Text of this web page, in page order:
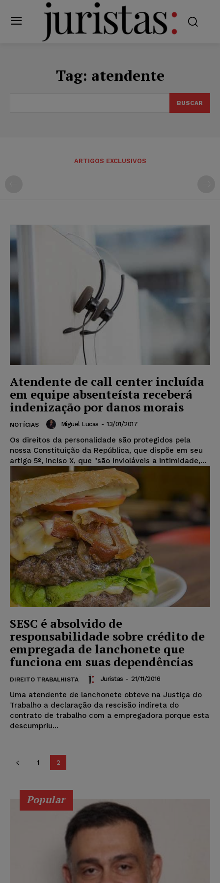
Tag: atendente
BUSCAR
ARTIGOS EXCLUSIVOS
Atendente de call center incluída
em equipe absenteísta receberá
indenização por danos morais
NOTÍCIAS Miguel Lucas - 13/01/2017
Os direitos da personalidade são protegidos pela
nossa Constituição da República, que dispõe em seu
artigo 5º, inciso X, que "são invioláveis a intimidade,...
SESC é absolvido de
responsabilidade sobre crédito de
empregada de lanchonete que
funciona em suas dependências
DIREITO TRABALHISTA Juristas - 21/11/2016
Uma atendente de lanchonete obteve na Justiça do
Trabalho a declaração da rescisão indireta do
contrato de trabalho com a empregadora porque esta
descumpriu...
1 2
Popular